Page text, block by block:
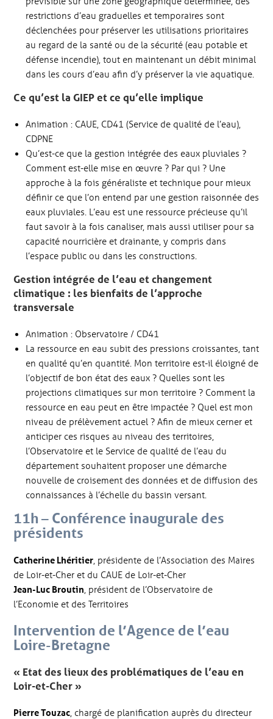
restrictions d’eau graduelles et temporaires sont
déclenchées pour préserver les utilisations prioritaires
au regard de la santé ou de la sécurité (eau potable et
défense incendie), tout en maintenant un débit minimal
dans les cours d’eau afin d’y préserver la vie aquatique.
Ce qu’est la GIEP et ce qu’elle implique
Animation : CAUE, CD41 (Service de qualité de l’eau),
CDPNE
Qu’est-ce que la gestion intégrée des eaux pluviales ?
Comment est-elle mise en œuvre ? Par qui ? Une
approche à la fois généraliste et technique pour mieux
définir ce que l’on entend par une gestion raisonnée des
eaux pluviales. L’eau est une ressource précieuse qu’il
faut savoir à la fois canaliser, mais aussi utiliser pour sa
capacité nourricière et drainante, y compris dans
l’espace public ou dans les constructions.
Gestion intégrée de l’eau et changement
climatique : les bienfaits de l’approche
transversale
Animation : Observatoire / CD41
La ressource en eau subit des pressions croissantes, tant
en qualité qu’en quantité. Mon territoire est-il éloigné de
l’objectif de bon état des eaux ? Quelles sont les
projections climatiques sur mon territoire ? Comment la
ressource en eau peut en être impactée ? Quel est mon
niveau de prélèvement actuel ? Afin de mieux cerner et
anticiper ces risques au niveau des territoires,
l’Observatoire et le Service de qualité de l’eau du
département souhaitent proposer une démarche
nouvelle de croisement des données et de diffusion des
connaissances à l’échelle du bassin versant.
11h – Conférence inaugurale des
présidents
Catherine Lhéritier, présidente de l’Association des Maires
de Loir-et-Cher et du CAUE de Loir-et-Cher
Jean-Luc Broutin, président de l’Observatoire de
l’Economie et des Territoires
Intervention de l’Agence de l’eau
Loire-Bretagne
« Etat des lieux des problématiques de l’eau en
Loir-et-Cher »
Pierre Touzac, chargé de planification auprès du directeur